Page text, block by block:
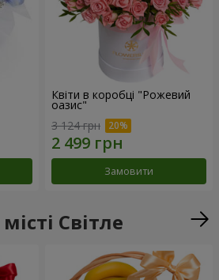
Квіти в коробці "Рожевий
оазис"
3 124 грн
Замовити
Світле